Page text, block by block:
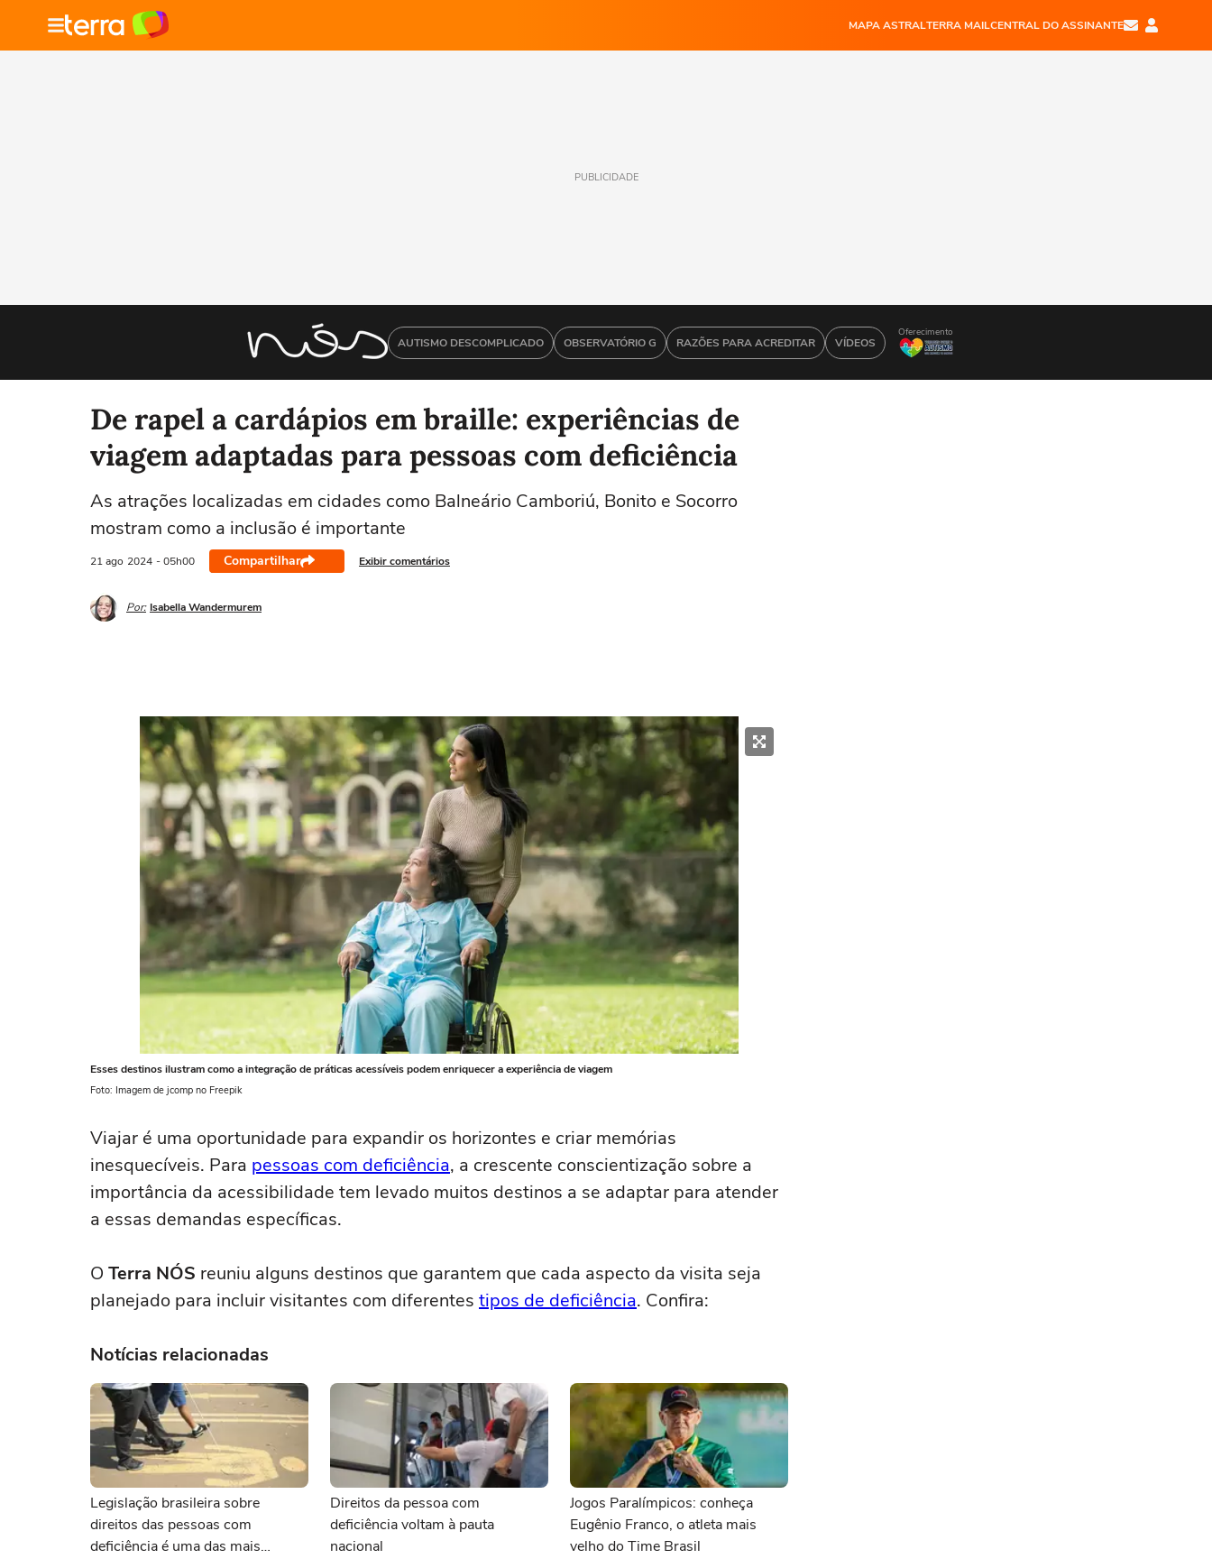
MAPA ASTRALTERRA MAILCENTRAL DO ASSINANTE
PUBLICIDADE
AUTISMO DESCOMPLICADO OBSERVATÓRIO G RAZÕES PARA ACREDITAR VÍDEOS
Oferecimento
De rapel a cardápios em braille: experiências de
viagem adaptadas para pessoas com deficiência
As atrações localizadas em cidades como Balneário Camboriú, Bonito e Socorro
mostram como a inclusão é importante
21 ago 2024 - 05h00 Compartilhar Exibir comentários
Por: Isabella Wandermurem
Esses destinos ilustram como a integração de práticas acessíveis podem enriquecer a experiência de viagem
Foto: Imagem de jcomp no Freepik
Viajar é uma oportunidade para expandir os horizontes e criar memórias
inesquecíveis. Para pessoas com deficiência, a crescente conscientização sobre a
importância da acessibilidade tem levado muitos destinos a se adaptar para atender
a essas demandas específicas.
O Terra NÓS reuniu alguns destinos que garantem que cada aspecto da visita seja
planejado para incluir visitantes com diferentes tipos de deficiência. Confira:
Notícias relacionadas
Legislação brasileira sobre
direitos das pessoas com
deficiência é uma das mais
Direitos da pessoa com
deficiência voltam à pauta
nacional
Jogos Paralímpicos: conheça
Eugênio Franco, o atleta mais
velho do Time Brasil